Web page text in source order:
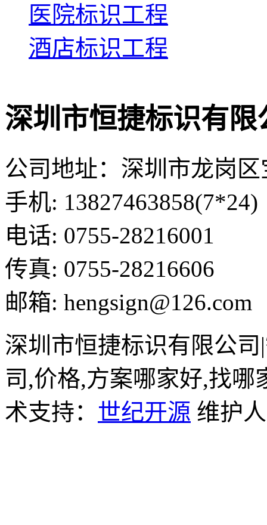
医院标识工程
酒店标识工程
深圳市恒捷标识有限
公司地址：深圳市龙岗
手机: 13827463858(7*24)
电话: 0755-28216001
传真: 0755-28216606
邮箱: hengsign@126.com
深圳市恒捷标识有限公
司,价格,方案哪家好,找哪
术支持： 世纪开源 维护